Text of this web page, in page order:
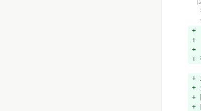
+
+
+
+
+
+
+
+